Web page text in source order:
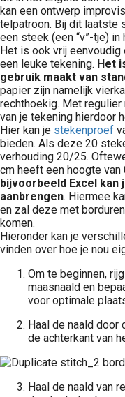
kan een ontwerp
telpatroon. Bij dit laatste
een steek (een “v”-tje) in
Het is ook vrij
een leuke tekening. Het
gebruik maakt van
papier zijn namelijk
rechthoekig. Met
van je tekening hierdoor
Hier kan je stekenproef
bieden. Als deze 20
verhouding 20/25.
cm heeft een hoogte van
bijvoorbeeld Excel
aanbrengen. Hiermee
en zal deze met
komen.
Hieronder kan je
vinden over hoe je nou
Om te beginnen,
maasnaald en
voor optimale
Haal de naald door
de achterkant van
Haal de naald van